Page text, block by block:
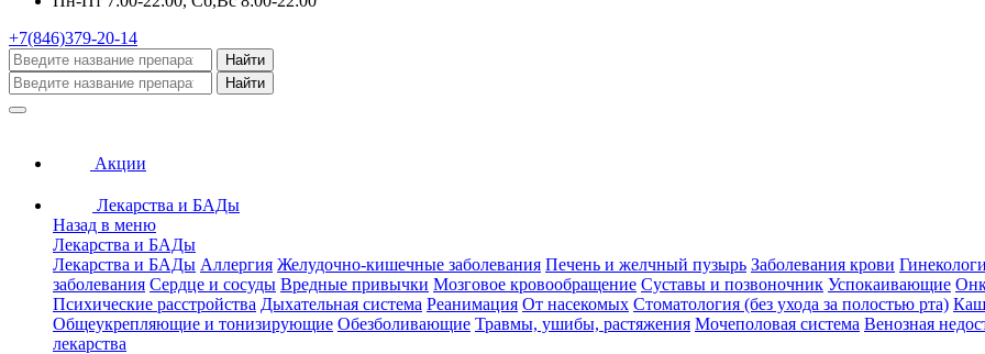
+7(846)379-20-14
Найти
Найти
Акции
Лекарства и БАДы
Назад в меню
Лекарства и БАДы
Лекарства и БАДы Аллергия Желудочно-кишечные заболевания Печень и желчный пузырь Заболевания крови
заболевания Сердце и сосуды Вредные привычки Мозговое кровообращение Суставы и позвоночник Успокаивающие
Психические расстройства Дыхательная система Реанимация От насекомых Стоматология (без ухода за полостью рта)
Общеукрепляющие и тонизирующие Обезболивающие Травмы, ушибы, растяжения Мочеполовая система Венозная
лекарства